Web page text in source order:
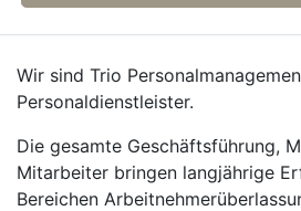
Wir sind Trio
Personaldienstleister.
Die gesamte Geschäftsführung,
Mitarbeiter bringen langjährige
Bereichen